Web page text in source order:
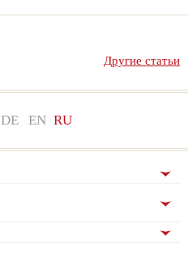
Другие статьи
DE EN RU